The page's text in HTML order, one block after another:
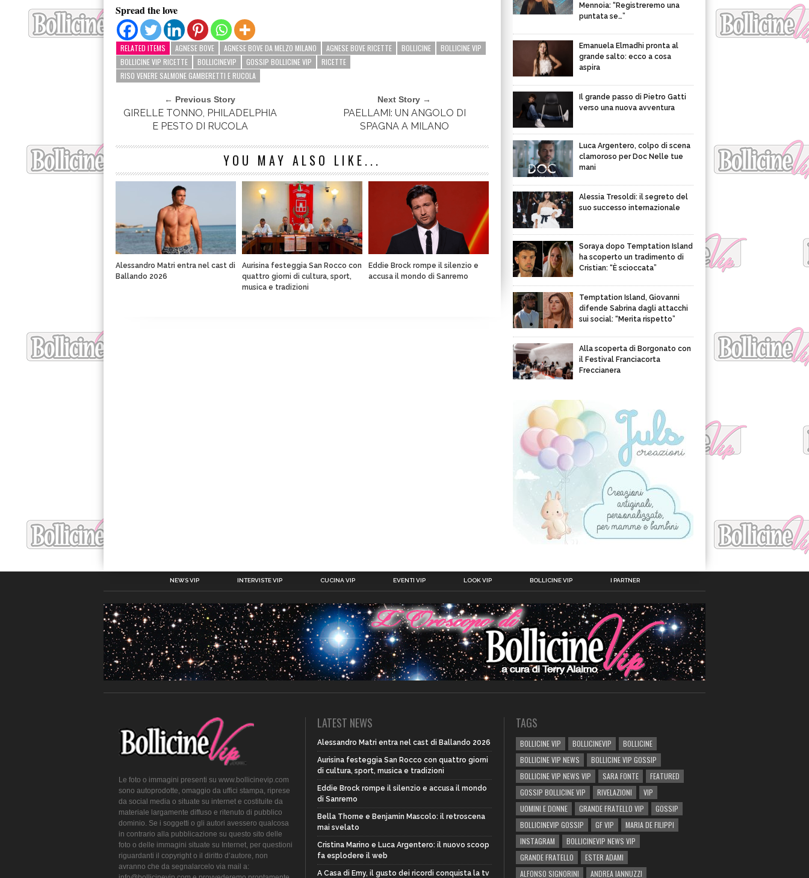
Spread the love
RELATED ITEMS AGNESE BOVE AGNESE BOVE DA MELZO MILANO AGNESE BOVE RICETTE BOLLICINE
BOLLICINE VIP
BOLLICINE VIP RICETTE
BOLLICINEVIP GOSSIP BOLLICINE VIP
RICETTE
RISO VENERE SALMONE GAMBERETTI E RUCOLA
← Previous Story
GIRELLE TONNO, PHILADELPHIA
E PESTO DI RUCOLA
Next Story →
PAELLAMI: UN ANGOLO DI
SPAGNA A MILANO
YOU MAY ALSO LIKE...
Alessandro Matri entra nel cast di
Ballando 2026
Aurisina festeggia San Rocco con
quattro giorni di cultura, sport,
musica e tradizioni
Eddie Brock rompe il silenzio e
accusa il mondo di Sanremo
Mennoia: “Registreremo una
puntata se…”
Emanuela Elmadhi pronta al
grande salto: ecco a cosa
aspira
Il grande passo di Pietro Gatti
verso una nuova avventura
Luca Argentero, colpo di scena
clamoroso per Doc Nelle tue
mani
Alessia Tresoldi: il segreto del
suo successo internazionale
Soraya dopo Temptation Island
ha scoperto un tradimento di
Cristian: “È scioccata”
Temptation Island, Giovanni
difende Sabrina dagli attacchi
sui social: “Merita rispetto”
Alla scoperta di Borgonato con
il Festival Franciacorta
Freccianera
NEWS VIP INTERVISTE VIP CUCINA VIP EVENTI VIP LOOK VIP BOLLICINE VIP I PARTNER
Le foto o immagini presenti su www.bollicinevip.com
sono autoprodotte, omaggio da uffici stampa, riprese
da social media o situate su internet e costituite da
materiale largamente diffuso e ritenuto di pubblico
dominio. Se i soggetti o gli autori avessero qualcosa
in contrario alla pubblicazione su questo sito delle
foto o delle immagini situate su Internet, per questioni
riguardanti il copyright o il diritto d’autore, non
avranno che da segnalarcelo via mail a:
LATEST NEWS
Alessandro Matri entra nel cast di Ballando 2026
Aurisina festeggia San Rocco con quattro giorni
di cultura, sport, musica e tradizioni
Eddie Brock rompe il silenzio e accusa il mondo
di Sanremo
Bella Thorne e Benjamin Mascolo: il retroscena
mai svelato
Cristina Marino e Luca Argentero: il nuovo scoop
fa esplodere il web
A Casa di Emy, il gusto dei ricordi conquista la tv
TAGS
BOLLICINE VIP BOLLICINEVIP
BOLLICINE
BOLLICINE VIP NEWS
BOLLICINE VIP GOSSIP
BOLLICINE VIP NEWS VIP
SARA FONTE
FEATURED
GOSSIP BOLLICINE VIP
RIVELAZIONI
VIP
UOMINI E DONNE
GRANDE FRATELLO VIP
GOSSIP
BOLLICINEVIP GOSSIP
GF VIP
MARIA DE FILIPPI
INSTAGRAM
BOLLICINEVIP NEWS VIP
GRANDE FRATELLO
ESTER ADAMI
ALFONSO SIGNORINI
ANDREA IANNUZZI